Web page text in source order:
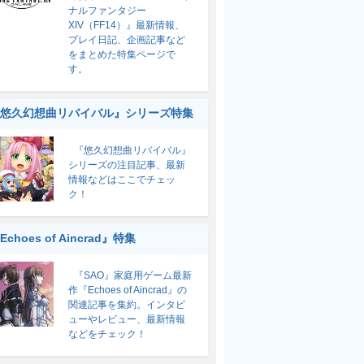
ナルファンタジー
XIV（FF14）』最新情報、
プレイ日記、企画記事など
をまとめた特集ページで
す。
久幻想曲リバイバル』シリーズ特集
『悠久幻想曲リバイバル』
シリーズの注目記事、最新
情報などはここでチェッ
ク！
of Aincrad』特集
『SAO』家庭用ゲーム最新
作『Echoes of Aincrad』の
関連記事を集約。インタビ
ューやレビュー、最新情報
などをチェック！